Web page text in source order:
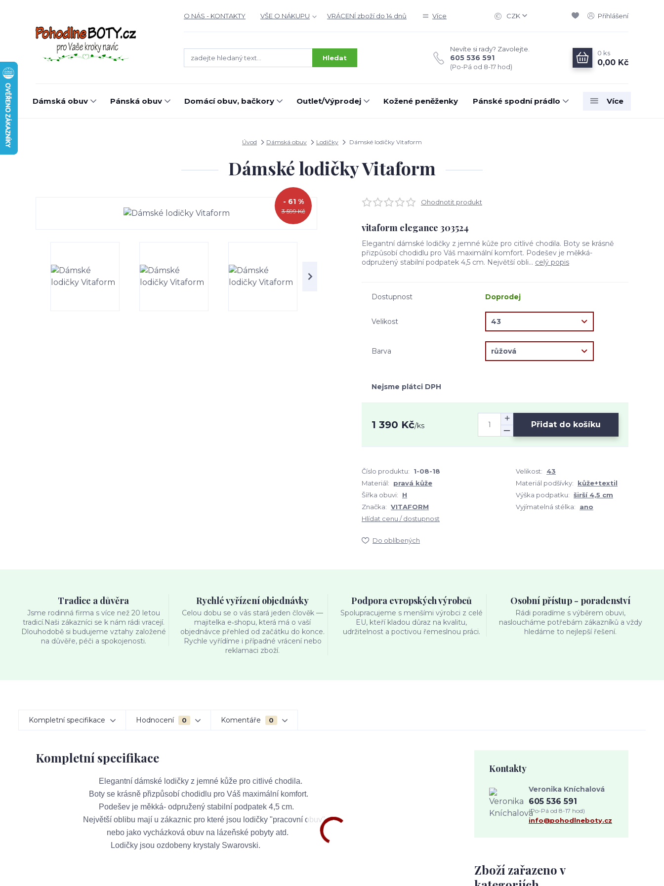
O NÁS - KONTAKTY VŠE O NÁKUPU VRÁCENÍ zboží do 14 dnů Více CZK Přihlášení
Hledat
Nevíte si rady? Zavolejte.
605 536 591
(Po-Pá od 8-17 hod)
0 ks
0,00 Kč
Dámská obuv Pánská obuv Domácí obuv, bačkory Outlet/Výprodej Kožené peněženky Pánské spodní prádlo Více
Úvod Dámská obuv Lodičky Dámské lodičky Vitaform
Dámské lodičky Vitaform
3 599 Kč
- 61 % Ohodnotit produkt
vitaform elegance 303524
Elegantní dámské lodičky z jemné kůže pro citlivé chodila. Boty se krásně
přizpůsobí chodidlu pro Váš maximální komfort. Podešev je měkká-
odpružený stabilní podpatek 4,5 cm. Největší obli... celý popis
Dostupnost Doprodej
Velikost
Barva
Nejsme plátci DPH
1 390 Kč/ks Přidat do košíku
Číslo produktu: 1-08-18 Velikost:
43
Materiál:
pravá kůže Materiál podšívky:
kůže+textil
Šířka obuvi:
H Výška podpatku: širší 4,5 cm
Značka: VITAFORM Vyjímatelná stélka:
ano
Hlídat cenu / dostupnost
Do oblíbených
Tradice a důvěra
Jsme rodinná firma s více než 20 letou
tradicí.Naši zákazníci se k nám rádi vracejí.
Dlouhodobě si budujeme vztahy založené
na důvěře, péči a spokojenosti.
Rychlé vyřízení objednávky
Celou dobu se o vás stará jeden člověk —
majitelka e‑shopu, která má o vaší
objednávce přehled od začátku do konce.
Rychle vyřídíme i případné vrácení nebo
reklamaci zboží.
Podpora evropských výrobců
Spolupracujeme s menšími výrobci z celé
EU, kteří kladou důraz na kvalitu,
udržitelnost a poctivou řemeslnou práci.
Osobní přístup - poradenství
Rádi poradíme s výběrem obuvi,
nasloucháme potřebám zákazníků a vždy
hledáme to nejlepší řešení.
Kompletní specifikace Hodnocení 0 Komentáře 0
Kompletní specifikace
                                Elegantní dámské lodičky z jemné kůže pro citlivé chodila.
                           Boty se krásně přizpůsobí chodidlu pro Váš maximální komfort.
                                Podešev je měkká- odpružený stabilní podpatek 4,5 cm.
                        Největší oblibu mají u zákaznic pro které jsou lodičky "pracovní obuv"
                                    nebo jako vycházková obuv na lázeňské pobyty atd.
                                      Lodičky jsou ozdobeny krystaly Swarovski.
Zboží zařazeno v
Kontakty
Veronika Kníchalová
605 536 591
(Po-Pá od 8-17 hod)
info@pohodlneboty.cz